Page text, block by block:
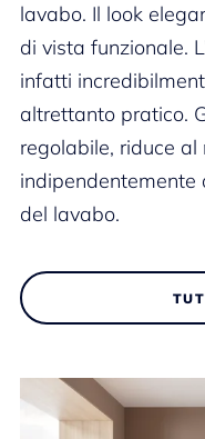
lavabo. Il look
di vista funzionale.
infatti
altrettanto pratico.
regolabile, riduce al
indipendentemente
del lavabo.